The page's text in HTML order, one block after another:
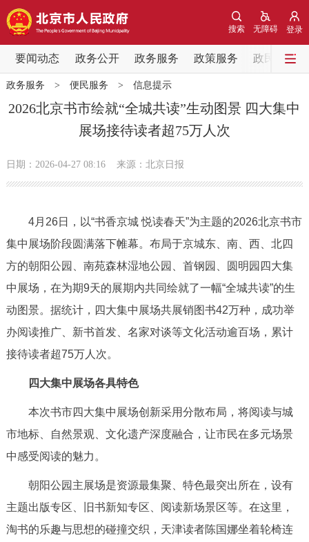
登录
无障碍
搜索
要闻动态 政务公开 政务服务 政策服务 政民互动
要闻动态
党中央精神 国务院信息
会议信息
市领导 机构职能 政策服务
政策兑现 政策解读 回应关切
决策公开 专题公开
政务服务
便民服务 利企服务 投资项目
中介服务 阳光政务
政民互动
政务服务 > 便民服务 > 信息提示
2026北京书市绘就“全城共读”生动图景 四大集中
展场接待读者超75万人次
日期：2026-04-27 08:16 来源：北京日报
4月26日，以“书香京城 悦读春天”为主题的2026北京书市
集中展场阶段圆满落下帷幕。布局于京城东、南、西、北四
方的朝阳公园、南苑森林湿地公园、首钢园、圆明园四大集
中展场，在为期9天的展期内共同绘就了一幅“全城共读”的生
动图景。据统计，四大集中展场共展销图书42万种，成功举
办阅读推广、新书首发、名家对谈等文化活动逾百场，累计
接待读者超75万人次。
四大集中展场各具特色
本次书市四大集中展场创新采用分散布局，将阅读与城
市地标、自然景观、文化遗产深度融合，让市民在多元场景
中感受阅读的魅力。
朝阳公园主展场是资源最集聚、特色最突出所在，设有
主题出版专区、旧书新知专区、阅读新场景区等。在这里，
淘书的乐趣与思想的碰撞交织，天津读者陈国娜坐着轮椅连